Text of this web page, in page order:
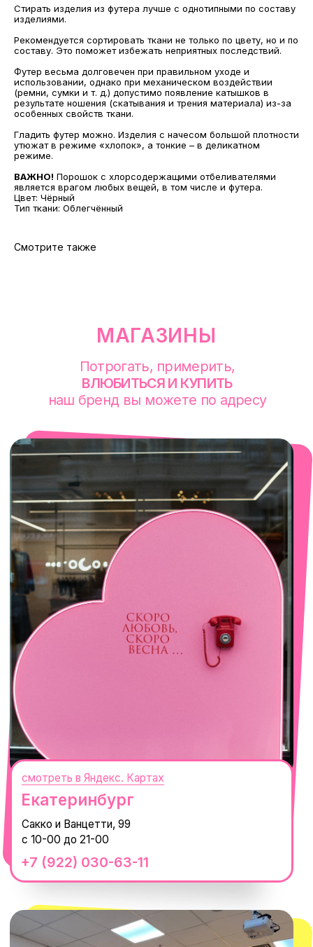
Стирать изделия из футера лучше с однотипными по составу
изделиями.
Рекомендуется сортировать ткани не только по цвету, но и по
составу. Это поможет избежать неприятных последствий.
Футер весьма долговечен при правильном уходе и
использовании, однако при механическом воздействии
(ремни, сумки и т. д.) допустимо появление катышков в
результате ношения (скатывания и трения материала) из-за
особенных свойств ткани.
Гладить футер можно. Изделия с начесом большой плотности
утюжат в режиме «хлопок», а тонкие – в деликатном
режиме.
ВАЖНО! Порошок с хлорсодержащими отбеливателями
является врагом любых вещей, в том числе и футера.
Цвет: Чёрный
Тип ткани: Облегчённый
Смотрите также
Екатеринбург
Сакко и Ванцетти, 99
+7 (922) 030-63-11
смотреть в Яндекс. Картах
Потрогать, примерить,
ВЛЮБИТЬСЯ И КУПИТЬ
наш бренд вы можете по адресу
Сочи
Село Эстосадок, ТРЦ Горки Молл,
Горная Карусель, 3
+7 (919) 374-04-04
с 10-00 до 22-00
смотреть в Яндекс. Картах